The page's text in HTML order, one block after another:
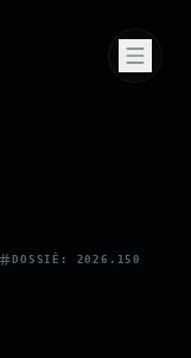
DOSSIÊ: 2026.150